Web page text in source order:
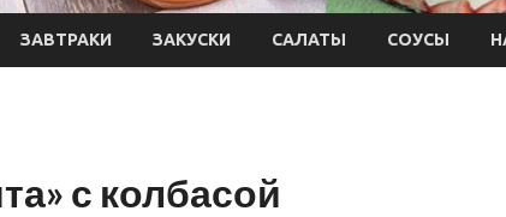
ЗАВТРАКИ ЗАКУСКИ САЛАТЫ СОУСЫ
с колбасой